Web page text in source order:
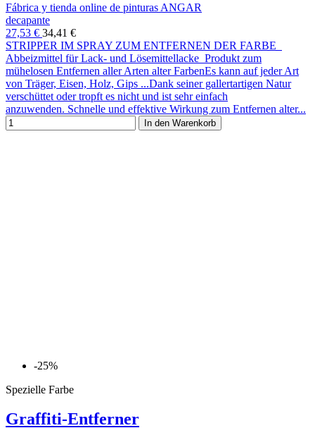
Fábrica y tienda online de pinturas ANGAR
decapante
27,53 € 34,41 €
STRIPPER IM SPRAY ZUM ENTFERNEN DER FARBE
Abbeizmittel für Lack- und Lösemittellacke Produkt zum
mühelosen Entfernen aller Arten alter FarbenEs kann auf jeder Art
von Träger, Eisen, Holz, Gips ...Dank seiner gallertartigen Natur
verschüttet oder tropft es nicht und ist sehr einfach
anzuwenden. Schnelle und effektive Wirkung zum Entfernen alter...
In den Warenkorb
-25%
Spezielle Farbe
Graffiti-Entferner